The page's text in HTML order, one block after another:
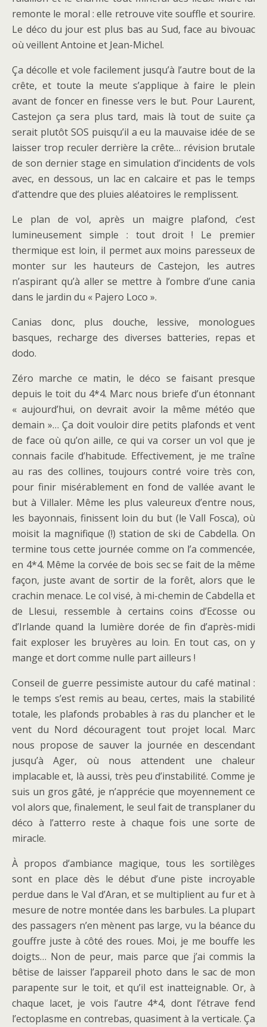
remonte le moral : elle retrouve vite souffle et sourire.
Le déco du jour est plus bas au Sud, face au bivouac
où veillent Antoine et Jean-Michel.
Ça décolle et vole facilement jusqu’à l’autre bout de la
crête, et toute la meute s’applique à faire le plein
avant de foncer en finesse vers le but. Pour Laurent,
Castejon ça sera plus tard, mais là tout de suite ça
serait plutôt SOS puisqu’il a eu la mauvaise idée de se
laisser trop reculer derrière la crête… révision brutale
de son dernier stage en simulation d’incidents de vols
avec, en dessous, un lac en calcaire et pas le temps
d’attendre que des pluies aléatoires le remplissent.
Le plan de vol, après un maigre plafond, c’est
lumineusement simple : tout droit ! Le premier
thermique est loin, il permet aux moins paresseux de
monter sur les hauteurs de Castejon, les autres
n’aspirant qu’à aller se mettre à l’ombre d’une cania
dans le jardin du « Pajero Loco ».
Canias donc, plus douche, lessive, monologues
basques, recharge des diverses batteries, repas et
dodo.
Zéro marche ce matin, le déco se faisant presque
depuis le toit du 4*4. Marc nous briefe d’un étonnant
« aujourd’hui, on devrait avoir la même météo que
demain »… Ça doit vouloir dire petits plafonds et vent
de face où qu’on aille, ce qui va corser un vol que je
connais facile d’habitude. Effectivement, je me traîne
au ras des collines, toujours contré voire très con,
pour finir misérablement en fond de vallée avant le
but à Villaler. Même les plus valeureux d’entre nous,
les bayonnais, finissent loin du but (le Vall Fosca), où
moisit la magnifique (!) station de ski de Cabdella. On
termine tous cette journée comme on l’a commencée,
en 4*4. Même la corvée de bois sec se fait de la même
façon, juste avant de sortir de la forêt, alors que le
crachin menace. Le col visé, à mi-chemin de Cabdella et
de Llesui, ressemble à certains coins d’Ecosse ou
d’Irlande quand la lumière dorée de fin d’après-midi
fait exploser les bruyères au loin. En tout cas, on y
mange et dort comme nulle part ailleurs !
Conseil de guerre pessimiste autour du café matinal :
le temps s’est remis au beau, certes, mais la stabilité
totale, les plafonds probables à ras du plancher et le
vent du Nord découragent tout projet local. Marc
nous propose de sauver la journée en descendant
jusqu’à Ager, où nous attendent une chaleur
implacable et, là aussi, très peu d’instabilité. Comme je
suis un gros gâté, je n’apprécie que moyennement ce
vol alors que, finalement, le seul fait de transplaner du
déco à l’atterro reste à chaque fois une sorte de
miracle.
À propos d’ambiance magique, tous les sortilèges
sont en place dès le début d’une piste incroyable
perdue dans le Val d’Aran, et se multiplient au fur et à
mesure de notre montée dans les barbules. La plupart
des passagers n’en mènent pas large, vu la béance du
gouffre juste à côté des roues. Moi, je me bouffe les
doigts… Non de peur, mais parce que j’ai commis la
bêtise de laisser l’appareil photo dans le sac de mon
parapente sur le toit, et qu’il est inatteignable. Or, à
chaque lacet, je vois l’autre 4*4, dont l’étrave fend
l’ectoplasme en contrebas, quasiment à la verticale. Ça